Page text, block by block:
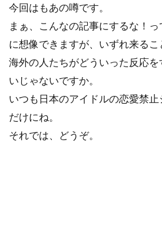
今回はもあの噂です。
まぁ、こんなの記事にするな！
に想像できますが、いずれ来るこ
海外の人たちがどういった反応
いじゃないですか。
いつも日本のアイドルの恋愛禁
だけにね。
それでは、どうぞ。